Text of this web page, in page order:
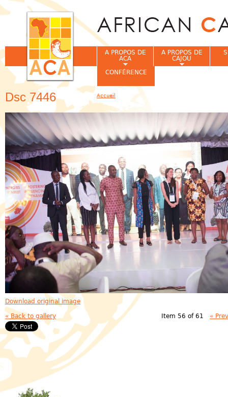
Dsc 7446
Download original image
« Back to gallery Item 56 of 61 «
A PROPOS DE
ACA
A PROPOS DE
CAJOU
CONFÉRENCE
Vous êtes ici
Accueil